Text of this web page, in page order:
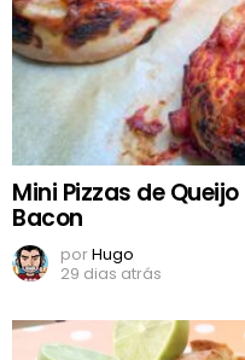
Mini Pizzas de
Bacon
porHugo
29 dias atrás